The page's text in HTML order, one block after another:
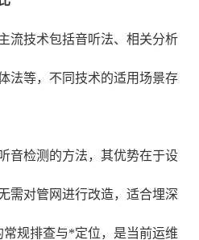
流技术包括音听法、相关分析
法等，不同技术的适用场景存
音检测的方法，其优势在于设
需对管网进行改造，适合埋深
规排查与*定位，是当前运维